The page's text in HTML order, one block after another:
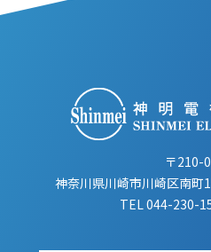
〒210-
神奈川県川崎市川崎区南町
TEL044-230-